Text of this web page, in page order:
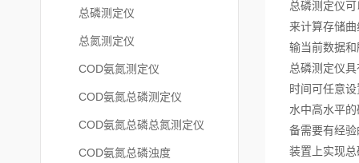
总磷测定仪
总氮测定仪
COD氨氮测定仪
COD氨氮总磷测定仪
COD氨氮总磷总氮测定仪
COD氨氮总磷浊度
总磷测定仪
来计算存储
输当前数据
总磷测定仪
时间可任意
水中高水平
备需要有经
装置上实现